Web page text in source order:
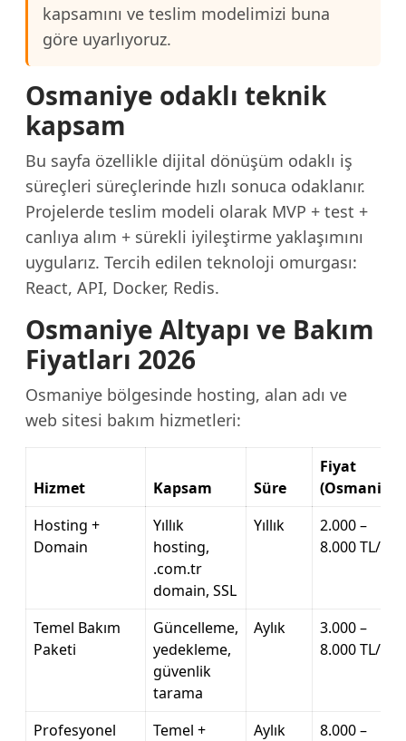
kapsamını ve teslim modelimizi buna
göre uyarlıyoruz.
Osmaniye odaklı teknik
kapsam
Bu sayfa özellikle dijital dönüşüm odaklı iş
süreçleri süreçlerinde hızlı sonuca odaklanır.
Projelerde teslim modeli olarak MVP + test +
canlıya alım + sürekli iyileştirme yaklaşımını
uygularız. Tercih edilen teknoloji omurgası:
React, API, Docker, Redis.
Osmaniye Altyapı ve Bakım
Fiyatları 2026
Osmaniye bölgesinde hosting, alan adı ve
web sitesi bakım hizmetleri:
Hizmet Kapsam Süre
Fiyat
(Osmaniye)
Hosting +
Domain
Yıllık
hosting,
.com.tr
domain, SSL
Yıllık
2.000 –
8.000 TL/yıl
Temel Bakım
Paketi
Güncelleme,
yedekleme,
güvenlik
tarama
Aylık
3.000 –
8.000 TL/ay
Profesyonel
Temel +
Aylık
8.000 –